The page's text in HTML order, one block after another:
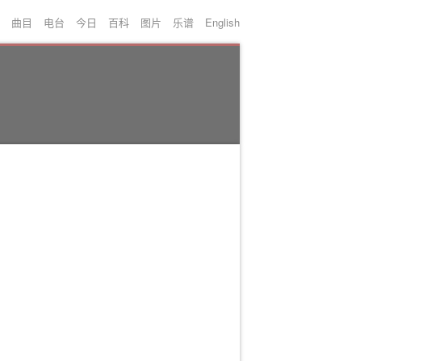
曲目 电台 今日 百科 图片 乐谱 English